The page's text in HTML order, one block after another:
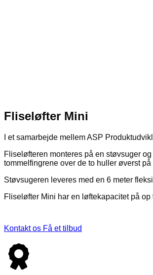
Fliseløfter Mini
I et samarbejde mellemASP
Fliseløfteren monteres på en støvsuger
tommelfingrene over de to huller øverst
Støvsugeren leveres med en 6 meter
Fliseløfter Mini har en løftekapacitet på
Kontakt os Få et tilbud